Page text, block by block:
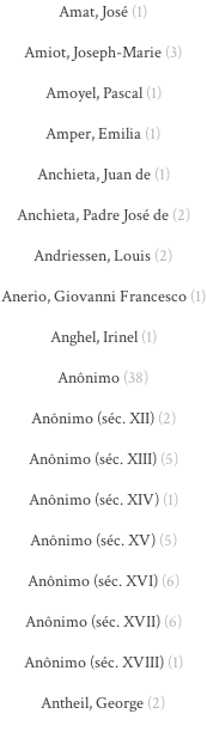
Amat, José (1)
Amiot, Joseph-Marie (3)
Amoyel, Pascal(1)
Amper, Emilia (1)
Anchieta, Juan de(1)
Anchieta, Padre José de(2)
Andriessen, Louis (2)
Anerio, Giovanni Francesco(1)
Anghel, Irinel(1)
Anônimo (38)
Anônimo (séc. XII)(2)
Anônimo (séc. XIII)(5)
Anônimo (séc. XIV)(1)
Anônimo (séc. XV)(5)
Anônimo (séc. XVI)(6)
Anônimo (séc. XVII)(6)
Anônimo (séc. XVIII)(1)
Antheil, George (2)